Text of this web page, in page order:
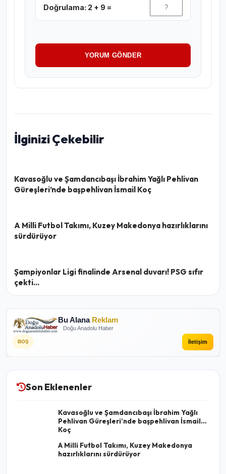
Doğrulama: 2 + 9 =
YORUM GÖNDER
İlginizi Çekebilir
Kavasoğlu ve Şamdancıbaşı İbrahim Yağlı Pehlivan
Güreşleri’nde başpehlivan İsmail Koç
A Milli Futbol Takımı, Kuzey Makedonya hazırlıklarını
sürdürüyor
Şampiyonlar Ligi finalinde Arsenal duvarı! PSG sıfır
çekti...
Bu Alana Reklam
Doğu Anadolu Haber
BOŞ İletişim
Son Eklenenler
Kavasoğlu ve Şamdancıbaşı İbrahim Yağlı
Pehlivan Güreşleri’nde başpehlivan İsmail
Koç
A Milli Futbol Takımı, Kuzey Makedonya
hazırlıklarını sürdürüyor